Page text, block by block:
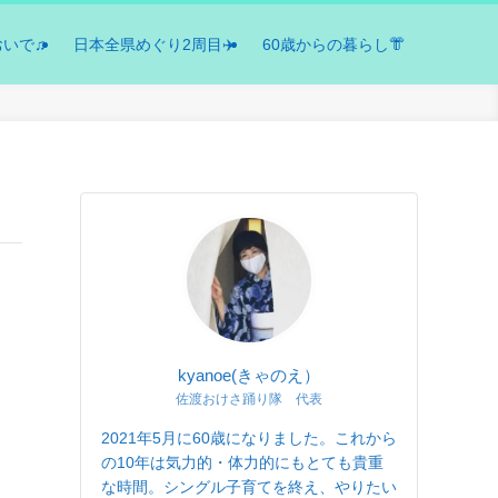
いで♫ 日本全県めぐり2周目✈️ 60歳からの暮らし👘
kyanoe(きゃのえ）
佐渡おけさ踊り隊 代表
2021年5月に60歳になりました。これから
の10年は気力的・体力的にもとても貴重
な時間。シングル子育てを終え、やりたい